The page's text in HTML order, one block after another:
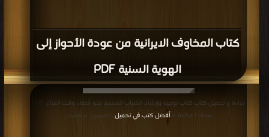
كتاب المخاوف الايرانية من عودة الأحواز إلى
الهوية السنية PDF
مجانا | مكتبة >أفضل كتب في تحميل | التحميل : مرة/مرات